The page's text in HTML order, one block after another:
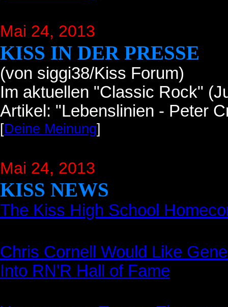
Mai 24, 2013
KISS IN DER PRESSE
(von siggi38/Kiss Forum)
Im aktuellen "Classic Rock"
Artikel: "Lebenslinien - Peter
[Deine Meinung]
Mai 24, 2013
KISS NEWS
The Kiss High School
Chris Cornell Would Like
Into RN'R Hall of Fame